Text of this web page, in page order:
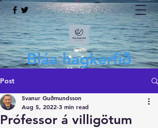
Bláa hagkerfið
Post
Prófessor á villigötum
Svanur Guðmundsson
Aug 5, 2022 3 min read